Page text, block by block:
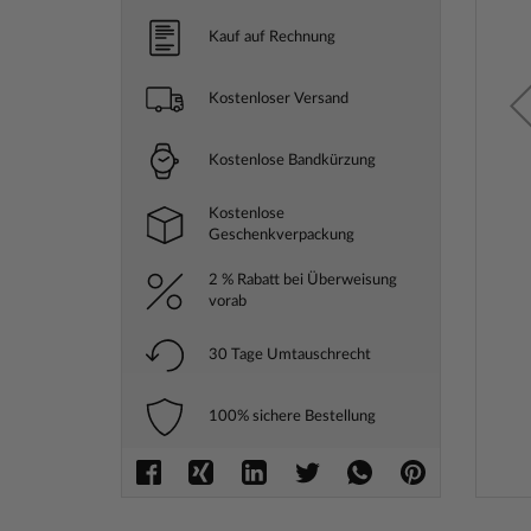
Kauf auf Rechnung
Kostenloser Versand
Kostenlose Bandkürzung
Kostenlose
Geschenkverpackung
2 % Rabatt bei Überweisung
vorab
30 Tage Umtauschrecht
100% sichere Bestellung